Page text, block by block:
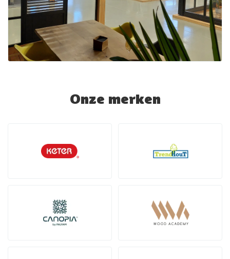
Onze merken